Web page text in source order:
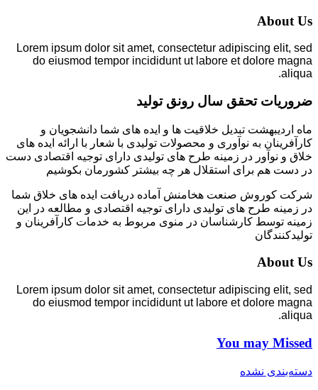
About Us
Lorem ipsum dolor sit amet, consectetur adipiscing elit, sed
do eiusmod tempor incididunt ut labore et dolore magna
aliqua.
ضروریات تحقق سال رونق تولید
ماه اردیبهشت تبدیل خلاقیت ها و ایده های شما دانشجویان و
کارآفرینان به نوآوری و محصولات تولیدی با شعار با ارائه ایده های
خلاق و نوآور در زمینه طرح های تولیدی دارای توجیه اقتصادی دست
در دست هم برای استقلال هر چه بیشتر کشورمان بکوشیم
شرکت کوروش صنعت هخامنش آماده دریافت ایده های خلاق شما
در زمینه طرح های تولیدی دارای توجیه اقتصادی و مطالعه در این
زمینه توسط کارشناسان در منوی مربوط به خدمات کارآفرینان و
تولیدکنندگان
About Us
Lorem ipsum dolor sit amet, consectetur adipiscing elit, sed
do eiusmod tempor incididunt ut labore et dolore magna
aliqua.
You may Missed
دسته‌بندی نشده